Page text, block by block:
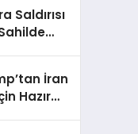
Saldırısı
İran
Hazır